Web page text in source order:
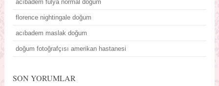
acıbadem fulya normal doğum
florence nightingale doğum
acıbadem maslak doğum
doğum fotoğrafçısı amerikan hastanesi
SON YORUMLAR